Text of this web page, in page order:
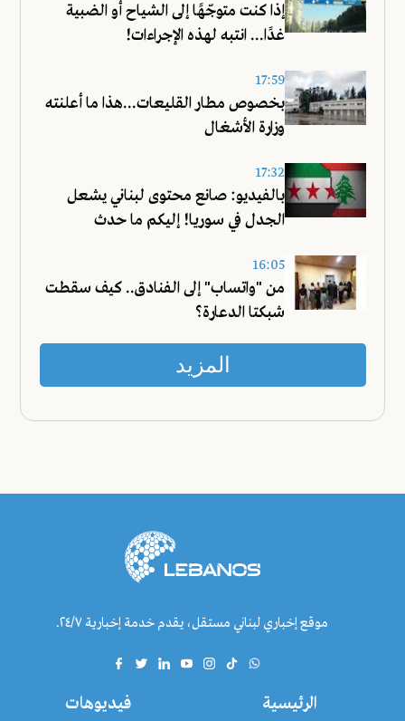
إذا كنت متوجّهًا إلى الشياح أو الضبية
غدًا... انتبه لهذه الإجراءات!
17:59
بخصوص مطار القليعات...هذا ما أعلنته
وزارة الأشغال
17:32
بالفيديو: صانع محتوى لبناني يشعل
الجدل في سوريا! إليكم ما حدث
16:05
من "واتساب" إلى الفنادق.. كيف سقطت
شبكتا الدعارة؟
المزيد
موقع إخباري لبناني مستقل، يقدم خدمة إخبارية ٢٤/٧.
الرئيسية فيديوهات